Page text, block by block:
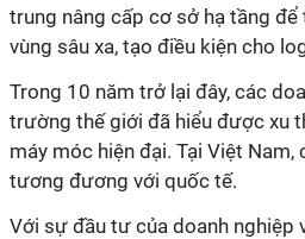
trung nâng cấp cơ sở hạ tầng
vùng sâu xa, tạo điều kiện cho
Trong 10 năm trở lại đây, các
trường thế giới đã hiểu được xu
máy móc hiện đại. Tại Việt
tương đương với quốc tế.
Với sự đầu tư của doanh nghiệp